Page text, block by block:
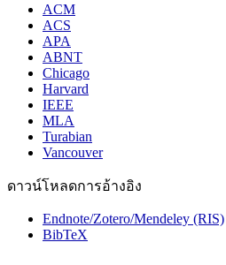
ACM
ACS
APA
ABNT
Chicago
Harvard
IEEE
MLA
Turabian
Vancouver
ดาวน์โหลดการอ้างอิง
Endnote/Zotero/Mendeley (RIS)
BibTeX